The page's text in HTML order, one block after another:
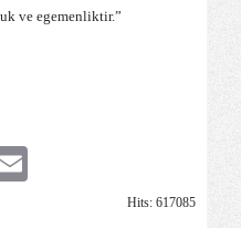
ve egemenliktir.”
Hits: 617085